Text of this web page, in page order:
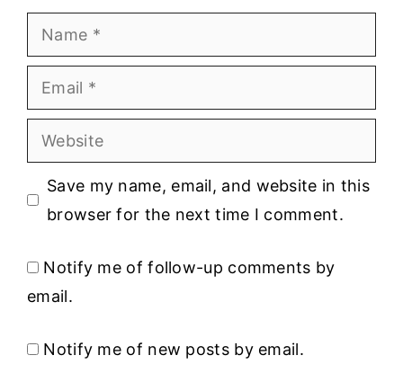
Name
Email
Website
Save my name, email, and website in this
browser for the next time I comment.
Notify me of follow-up comments by
email.
Notify me of new posts by email.